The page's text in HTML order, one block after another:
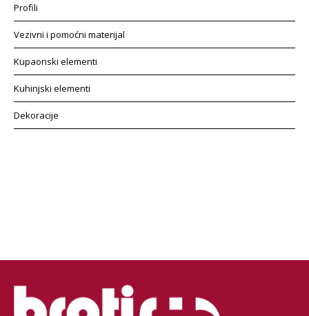
Profili
Vezivni i pomoćni materijal
Kupaonski elementi
Kuhinjski elementi
Dekoracije